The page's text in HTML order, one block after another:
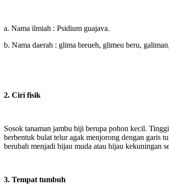
a. Nama ilmiah : Psidium guajava.
b. Nama daerah : glima breueh, glimeu beru,
2. Ciri fisik
Sosok tanaman jambu biji berupa pohon kecil.
berbentuk bulat telur agak menjorong dengan garis
berubah menjadi hijau muda atau hijau kekuningan
3. Tempat tumbuh